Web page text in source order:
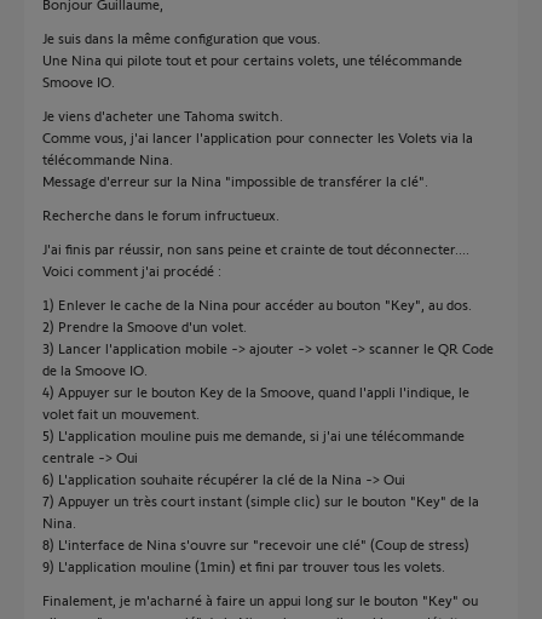
Bonjour Guillaume,
Je suis dans la même configuration que vous.
Une Nina qui pilote tout et pour certains volets, une télécommande
Smoove IO.
Je viens d'acheter une Tahoma switch.
Comme vous, j'ai lancer l'application pour connecter les Volets via la
télécommande Nina.
Message d'erreur sur la Nina "impossible de transférer la clé".
Recherche dans le forum infructueux.
J'ai finis par réussir, non sans peine et crainte de tout déconnecter....
Voici comment j'ai procédé :
1) Enlever le cache de la Nina pour accéder au bouton "Key", au dos.
2) Prendre la Smoove d'un volet.
3) Lancer l'application mobile -> ajouter -> volet -> scanner le QR Code
de la Smoove IO.
4) Appuyer sur le bouton Key de la Smoove, quand l'appli l'indique, le
volet fait un mouvement.
5) L'application mouline puis me demande, si j'ai une télécommande
centrale -> Oui
6) L'application souhaite récupérer la clé de la Nina -> Oui
7) Appuyer un très court instant (simple clic) sur le bouton "Key" de la
Nina.
8) L'interface de Nina s'ouvre sur "recevoir une clé" (Coup de stress)
9) L'application mouline (1min) et fini par trouver tous les volets.
Finalement, je m'acharné à faire un appui long sur le bouton "Key" ou